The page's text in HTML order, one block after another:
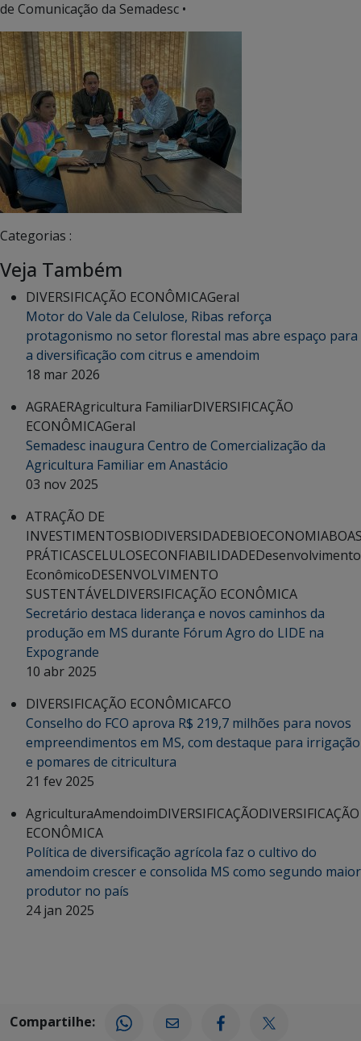
de Comunicação da Semadesc •
Categorias :
Veja Também
DIVERSIFICAÇÃO ECONÔMICAGeral
Motor do Vale da Celulose, Ribas reforça
protagonismo no setor florestal mas abre espaço para
a diversificação com citrus e amendoim
18 mar 2026
AGRAERAgricultura FamiliarDIVERSIFICAÇÃO
ECONÔMICAGeral
Semadesc inaugura Centro de Comercialização da
Agricultura Familiar em Anastácio
03 nov 2025
ATRAÇÃO DE
INVESTIMENTOSBIODIVERSIDADEBIOECONOMIA
PRÁTICASCELULOSECONFIABILIDADEDesenvolvimento
EconômicoDESENVOLVIMENTO
SUSTENTÁVELDIVERSIFICAÇÃO ECONÔMICA
Secretário destaca liderança e novos caminhos da
produção em MS durante Fórum Agro do LIDE na
Expogrande
10 abr 2025
DIVERSIFICAÇÃO ECONÔMICAFCO
Conselho do FCO aprova R$ 219,7 milhões para novos
empreendimentos em MS, com destaque para irrigação
e pomares de citricultura
21 fev 2025
AgriculturaAmendoimDIVERSIFICAÇÃODIVERSIFICAÇÃO
ECONÔMICA
Política de diversificação agrícola faz o cultivo do
amendoim crescer e consolida MS como segundo maior
produtor no país
24 jan 2025
Compartilhe: